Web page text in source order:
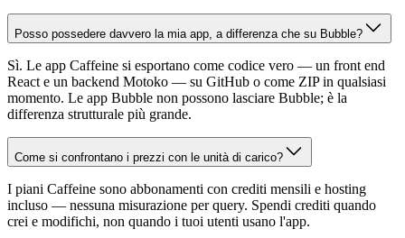
Posso possedere davvero la mia app, a differenza che su Bubble?
Sì. Le app Caffeine si esportano come codice vero — un front end
React e un backend Motoko — su GitHub o come ZIP in qualsiasi
momento. Le app Bubble non possono lasciare Bubble; è la
differenza strutturale più grande.
Come si confrontano i prezzi con le unità di carico?
I piani Caffeine sono abbonamenti con crediti mensili e hosting
incluso — nessuna misurazione per query. Spendi crediti quando
crei e modifichi, non quando i tuoi utenti usano l'app.